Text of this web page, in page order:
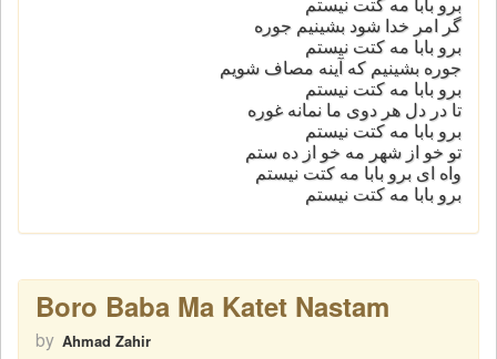
برو بابا مه کتت نیستم
گر امر خدا شود بشینیم جوره
برو بابا مه کتت نیستم
جوره بشینیم که آینه مصاف شویم
برو بابا مه کتت نیستم
تا در دل هر دوی ما نمانه غوره
برو بابا مه کتت نیستم
تو خو از شهر مه خو از ده ستم
واه ای برو بابا مه کتت نیستم
برو بابا مه کتت نیستم
Boro Baba Ma Katet Nastam
by Ahmad Zahir